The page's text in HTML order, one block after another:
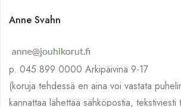
Anne Svahn
p. 045 899 0000 Arkipäivinä 9-17
(koruja tehdessä en aina voi vastata
kannattaa lähettää sähköpostia,